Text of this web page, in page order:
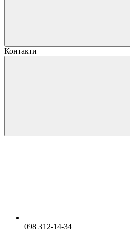
Контакти
098 312-14-34